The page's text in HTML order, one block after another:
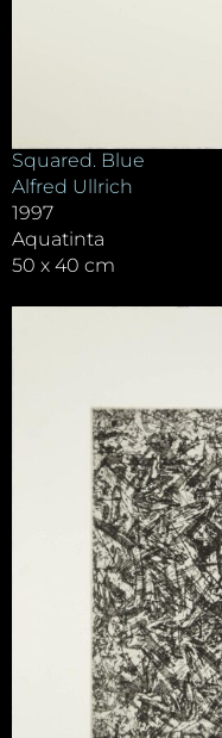
Squared. Blue
Alfred Ullrich
1997
Aquatinta
50 x 40 cm